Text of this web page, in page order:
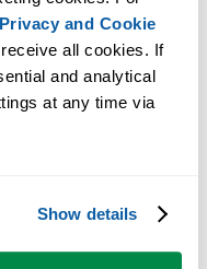
Privacy and Cookie
all cookies. If
and analytical
at any time via
Show details
搭載してほしい実用的な
、もっと簡単